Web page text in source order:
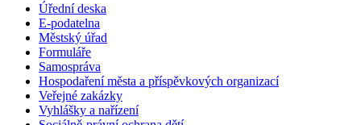
Úřední deska
E-podatelna
Městský úřad
Formuláře
Samospráva
Hospodaření města a příspěvkových organizací
Veřejné zakázky
Vyhlášky a nařízení